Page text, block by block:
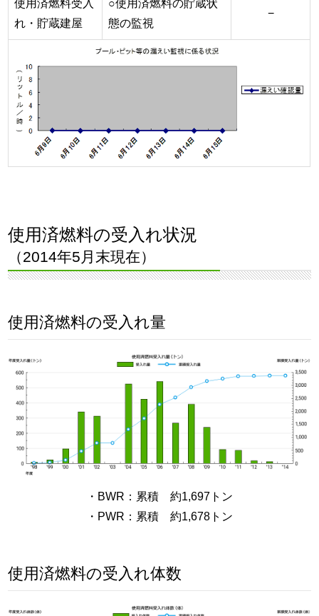
使用済燃料受入
れ・貯蔵建屋
○使用済燃料の貯蔵状
態の監視
−
使用済燃料の受入れ状況
（2014年5月末現在）
使用済燃料の受入れ量
・BWR：累積 約1,697トン
・PWR：累積 約1,678トン
使用済燃料の受入れ体数